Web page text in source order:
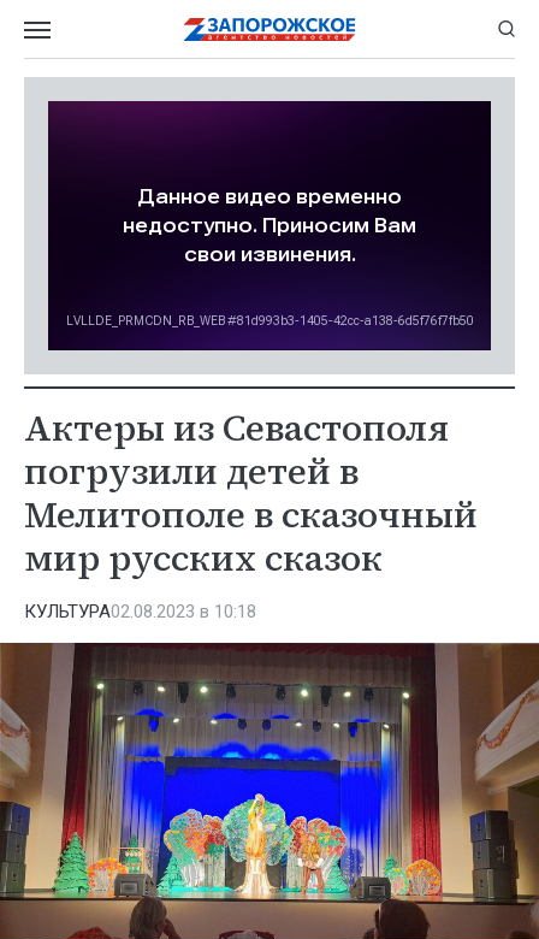
Актеры из Севастополя
погрузили детей в
Мелитополе в сказочный
мир русских сказок
КУЛЬТУРА02.08.2023 в 10:18